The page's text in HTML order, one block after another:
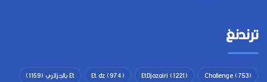
ترندنغ
Challenge(753)
EtDjazairi (1221)
Et dz(974) Et بالجزائري
(1159)